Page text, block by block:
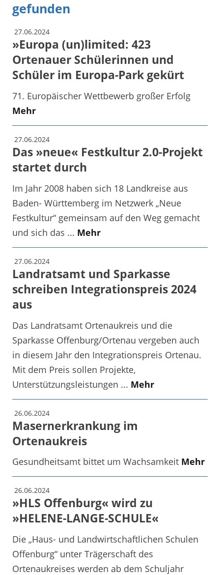
gefunden
27.06.2024
»Europa (un)limited: 423
Ortenauer Schülerinnen und
Schüler im Europa-Park gekürt
71. Europäischer Wettbewerb großer Erfolg
Mehr
27.06.2024
Das »neue« Festkultur 2.0-Projekt
startet durch
Im Jahr 2008 haben sich 18 Landkreise aus
Baden- Württemberg im Netzwerk „Neue
Festkultur“ gemeinsam auf den Weg gemacht
und sich das ... Mehr
27.06.2024
Landratsamt und Sparkasse
schreiben Integrationspreis 2024
aus
Das Landratsamt Ortenaukreis und die
Sparkasse Offenburg/Ortenau vergeben auch
in diesem Jahr den Integrationspreis Ortenau.
Mit dem Preis sollen Projekte,
Unterstützungsleistungen ... Mehr
26.06.2024
Masernerkrankung im
Ortenaukreis
Gesundheitsamt bittet um Wachsamkeit Mehr
26.06.2024
»HLS Offenburg« wird zu
»HELENE-LANGE-SCHULE«
Die „Haus- und Landwirtschaftlichen Schulen
Offenburg“ unter Trägerschaft des
Ortenaukreises werden ab dem Schuljahr